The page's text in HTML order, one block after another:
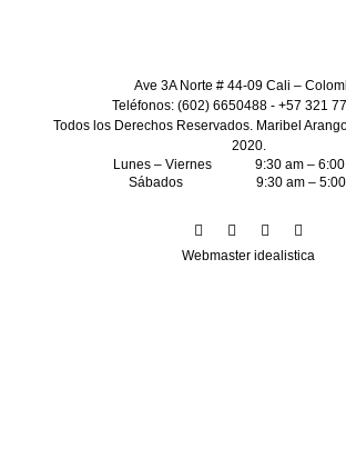
Ave 3A Norte # 44-09 Cali –
Teléfonos: (602) 6650488 - +57 321
Todos los Derechos Reservados. Maribel
2020.
Lunes – Viernes 9:30 am –
Sábados 9:30 am – 5:00
Webmaster idealistica